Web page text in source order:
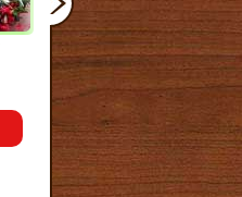
Mandulás kifli
Csokoládés-
narancs torta